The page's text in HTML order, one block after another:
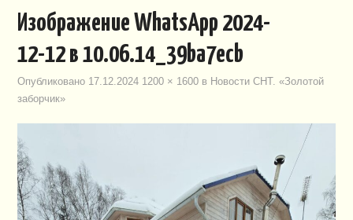
НОВОСТИ
ДОКУМЕНТЫ
ПЛАН СНТ
Изображение WhatsApp 2024-
12-12 в 10.06.14_39ba7ecb
Опубликовано 17.12.2024 1200 × 1600 в Новости СНТ. «Золотой
заборчик»